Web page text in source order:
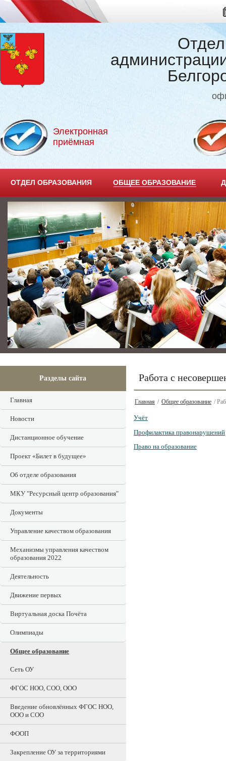
Электронная
приёмная
ОТДЕЛ ОБРАЗОВАНИЯ ОБЩЕЕ ОБРАЗОВАНИЕ
Разделы сайта
Главная
Новости
Дистанционное обучение
Проект «Билет в будущее»
Об отделе образования
МКУ "Ресурсный центр образования"
Документы
Управление качеством образования
Механизмы управления качеством
образования 2022
Деятельность
Движение первых
Виртуальная доска Почёта
Олимпиады
Общее образование
Сеть ОУ
ФГОС НОО, СОО, ООО
Введение обновлённых ФГОС НОО,
ООО и СОО
ФООП
Закрепление ОУ за территориями
Работа с
Главная / Общее образование /
Учёт
Профилактика правонарушений
Право на образование